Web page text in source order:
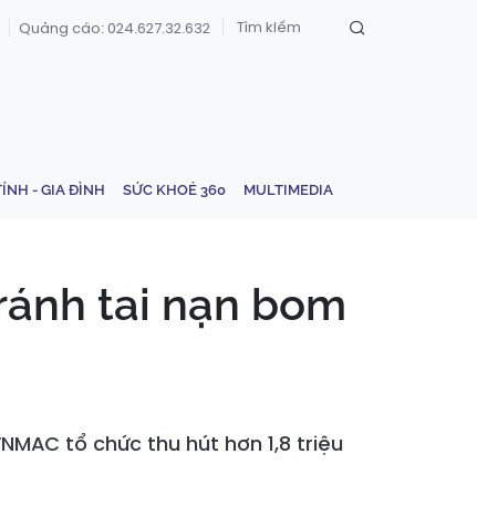
Quảng cáo: 024.627.32.632
- GIA ĐÌNH SỨC KHOẺ 360 MULTIMEDIA
tai nạn bom
tổ chức thu hút hơn 1,8 triệu